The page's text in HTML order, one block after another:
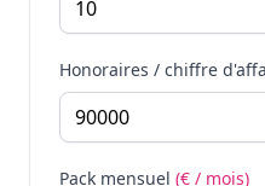
Honoraires / chiffre
Pack mensuel (€ / mois)